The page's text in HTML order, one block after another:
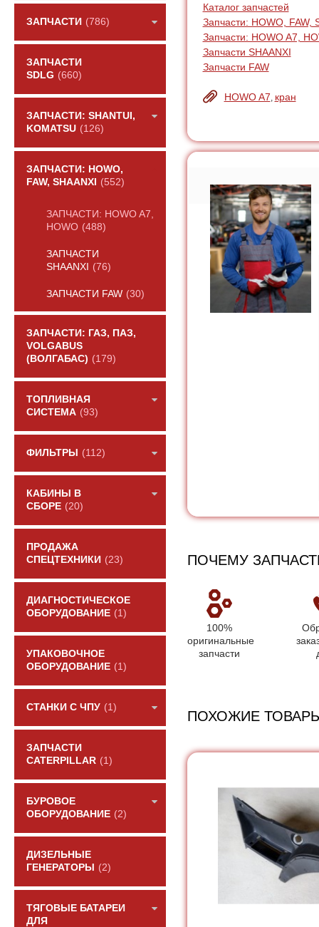
ЗАПЧАСТИ (786)
ЗАПЧАСТИ
SDLG (660)
ЗАПЧАСТИ: SHANTUI,
KOMATSU (126)
ЗАПЧАСТИ: HOWO,
FAW, SHAANXI
(552)
ЗАПЧАСТИ: HOWO A7,
HOWO (488)
ЗАПЧАСТИ
SHAANXI
(76)
ЗАПЧАСТИ FAW (30)
ЗАПЧАСТИ: ГАЗ, ПАЗ,
VOLGABUS
(ВОЛГАБАС) (179)
ТОПЛИВНАЯ
СИСТЕМА (93)
ФИЛЬТРЫ (112)
КАБИНЫ В
СБОРЕ (20)
ПРОДАЖА
СПЕЦТЕХНИКИ (23)
ДИАГНОСТИЧЕСКОЕ
ОБОРУДОВАНИЕ (1)
УПАКОВОЧНОЕ
ОБОРУДОВАНИЕ (1)
СТАНКИ С ЧПУ (1)
ЗАПЧАСТИ
CATERPILLAR (1)
БУРОВОЕ
ОБОРУДОВАНИЕ (2)
ДИЗЕЛЬНЫЕ
ГЕНЕРАТОРЫ
(2)
ТЯГОВЫЕ БАТАРЕИ
ДЛЯ
Каталог запчастей
Запчасти: HOWO, FAW,
Запчасти: HOWO A7,
Запчасти SHAANXI
Запчасти FAW
HOWO A7 кран
ПОЧЕМУ
100%
оригинальные
запчасти
ПОХОЖИЕ